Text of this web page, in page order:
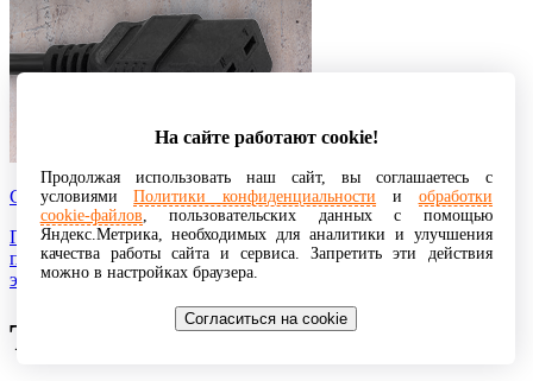
Сетевые шнуры
Представляют собой разновидность кабельной продукции,
предназначенную для соединения различной техники с
электрической сетью.
TMMBAT41FILM
На сайте работают cookie!
Продолжая использовать наш сайт, вы соглашаетесь с
условиямиПолитики конфиденциальности и обработки
cookie-файлов, пользовательских данных с помощью
Яндекс.Метрика, необходимых для аналитики и улучшения
качества работы сайта и сервиса. Запретить эти действия
можно в настройках браузера.
Согласиться на cookie